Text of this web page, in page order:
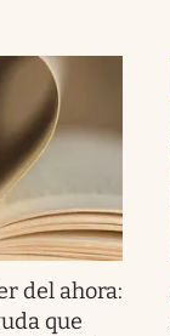
del ahora:
que